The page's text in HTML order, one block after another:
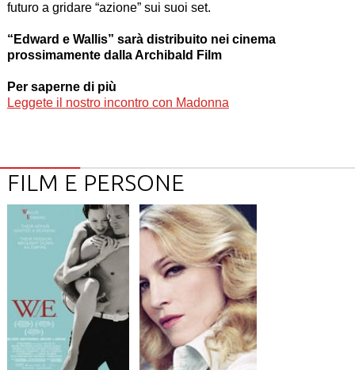
futuro a gridare “azione” sui suoi set.
“ Edward e Wallis” sarà distribuito nei cinema
prossimamente dalla Archibald Film
Per saperne di più
Leggete il nostro incontro con Madonna
FILM E PERSONE